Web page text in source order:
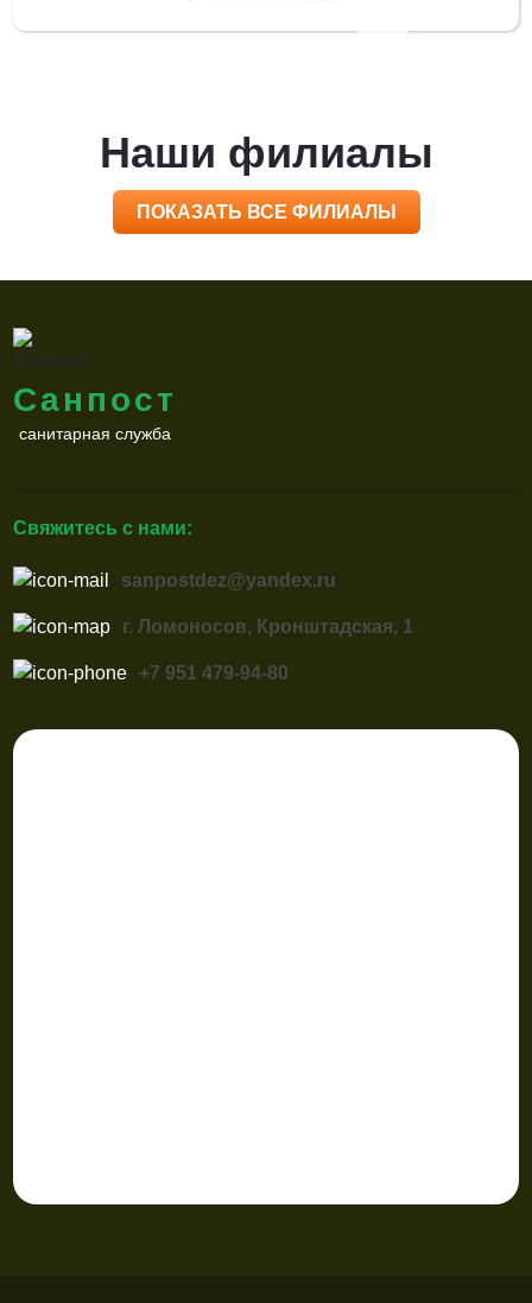
Наши филиалы
ПОКАЗАТЬ ВСЕ ФИЛИАЛЫ
Санпост
санитарная служба
Свяжитесь с нами:
sanpostdez@yandex.ru
г. Ломоносов, Кронштадская, 1
+7 951 479-94-80